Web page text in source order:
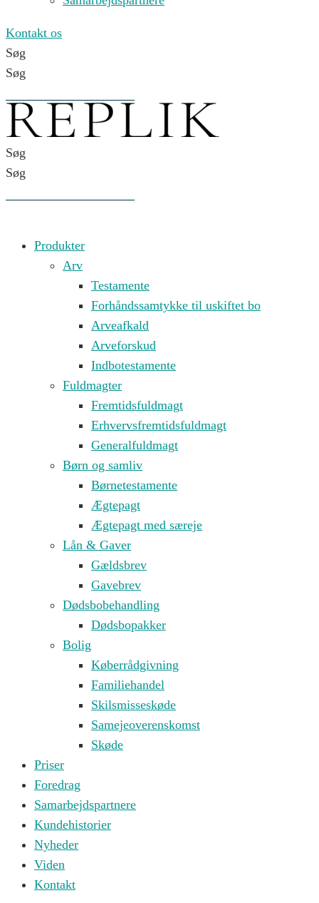
Kontakt os
Søg
Søg
Søg
Søg
Produkter
Arv
Testamente
Forhåndssamtykke til uskiftet bo
Arveafkald
Arveforskud
Indbotestamente
Fuldmagter
Fremtidsfuldmagt
Erhvervsfremtidsfuldmagt
Generalfuldmagt
Børn og samliv
Børnetestamente
Ægtepagt
Ægtepagt med særeje
Lån & Gaver
Gældsbrev
Gavebrev
Dødsbobehandling
Dødsbopakker
Bolig
Køberrådgivning
Familiehandel
Skilsmisseskøde
Samejeoverenskomst
Skøde
Priser
Foredrag
Samarbejdspartnere
Kundehistorier
Nyheder
Viden
Kontakt